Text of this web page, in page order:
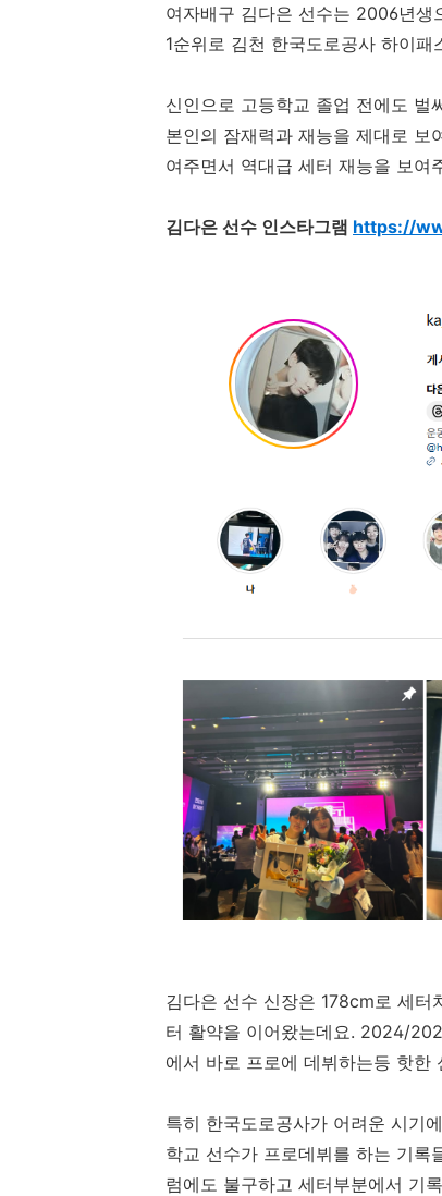
여자배구 김다은 선수는 2006년
1순위로 김천 한국도로공사 하이
신인으로 고등학교 졸업 전에도 벌
본인의 잠재력과 재능을 제대로 보
여주면서 역대급 세터 재능을 보여
김다은 선수 인스타그램 https://
김다은 선수 신장은 178cm로 세터
터 활약을 이어왔는데요. 2024/
에서 바로 프로에 데뷔하는등 핫한
특히 한국도로공사가 어려운 시기
학교 선수가 프로데뷔를 하는 기록
럼에도 불구하고 세터부분에서 기